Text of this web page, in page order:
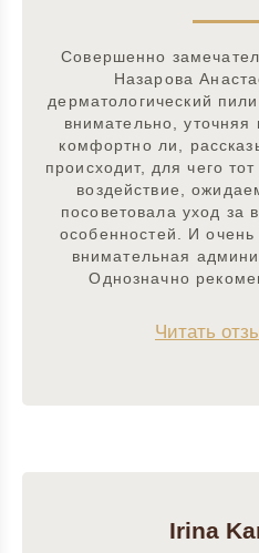
Совершенно
Назарова
дерматологический
внимательно, уточняя
комфортно ли,
происходит, для чего
воздействие,
посоветовала уход за
особенностей. И
внимательная
Однозначно
Читать
Irina